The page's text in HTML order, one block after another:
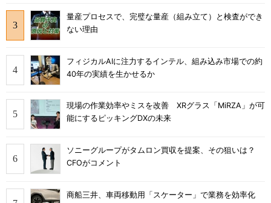
量産プロセスで、完璧な量産（組み立て）と検査ができ
ない理由
フィジカルAIに注力するインテル、組み込み市場での約
40年の実績を生かせるか
現場の作業効率やミスを改善 XRグラス「MiRZA」が可
能にするピッキングDXの未来
ソニーグループがタムロン買収を提案、その狙いは？
CFOがコメント
商船三井、車両移動用「スケーター」で業務を効率化